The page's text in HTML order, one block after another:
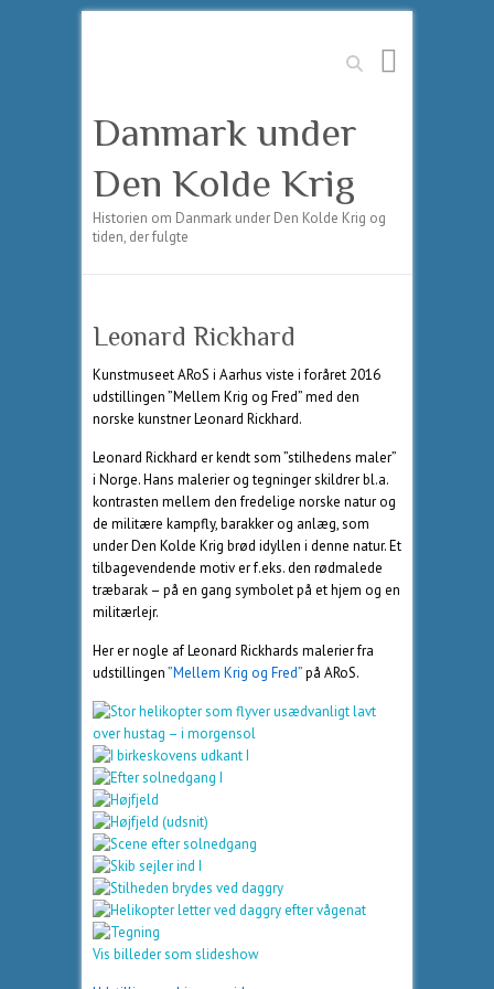
Søg
Danmark under
Den Kolde Krig
Historien om Danmark under Den Kolde Krig og
tiden, der fulgte
Leonard Rickhard
Kunstmuseet ARoS i Aarhus viste i foråret 2016
udstillingen ”Mellem Krig og Fred” med den
norske kunstner Leonard Rickhard.
Leonard Rickhard er kendt som ”stilhedens maler”
i Norge. Hans malerier og tegninger skildrer bl.a.
kontrasten mellem den fredelige norske natur og
de militære kampfly, barakker og anlæg, som
under Den Kolde Krig brød idyllen i denne natur. Et
tilbagevendende motiv er f.eks. den rødmalede
træbarak – på en gang symbolet på et hjem og en
militærlejr.
Her er nogle af Leonard Rickhards malerier fra
udstillingen”Mellem Krig og Fred”på ARoS.
Vis billeder som slideshow